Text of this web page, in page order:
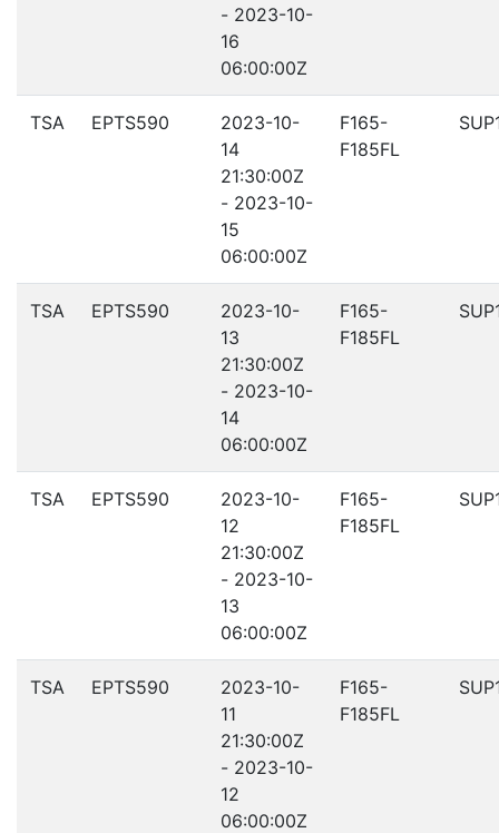
- 2023-10-
16
06:00:00Z
TSA EPTS590
2023-10-
14
21:30:00Z
- 2023-10-
15
06:00:00Z
F165-
F185FL
TSA EPTS590
2023-10-
13
21:30:00Z
- 2023-10-
14
06:00:00Z
F165-
F185FL
TSA EPTS590
2023-10-
12
21:30:00Z
- 2023-10-
13
06:00:00Z
F165-
F185FL
TSA EPTS590
2023-10-
11
21:30:00Z
- 2023-10-
12
06:00:00Z
F165-
F185FL